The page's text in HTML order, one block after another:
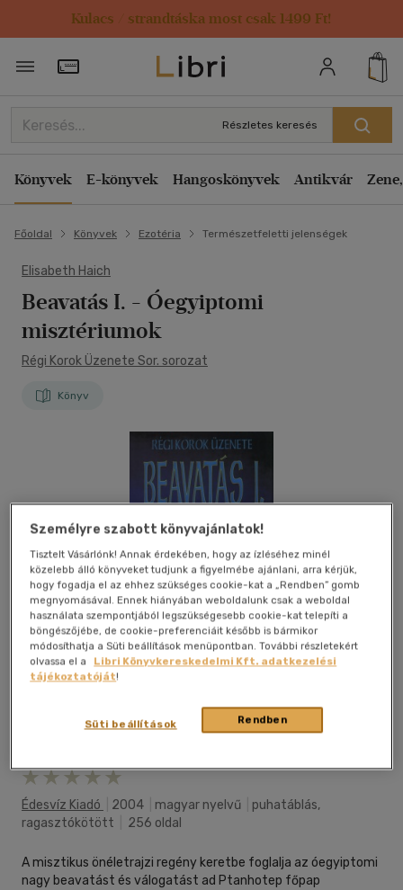
Kulacs / strandtáska most csak 1499 Ft!
Törzsvásárlói Kártya adatai
Részletes keresés
Könyvek E-könyvek Hangoskönyvek Antikvár
Főoldal Könyvek Ezotéria Természetfeletti jelenségek
Elisabeth Haich
Beavatás I. - Óegyiptomi
misztériumok
Régi Korok Üzenete Sor. sorozat
Könyv
Édesvíz Kiadó 2004 magyar nyelvű
puhatáblás,
ragasztókötött
256 oldal
A misztikus önéletrajzi regény keretbe foglalja az óegyiptomi
nagy beavatást és válogatást ad Ptanhotep főpap
Személyre szabott könyvajánlatok!
Tisztelt Vásárlónk! Annak érdekében, hogy az ízléséhez minél
közelebb álló könyveket tudjunk a figyelmébe ajánlani, arra kérjük,
hogy fogadja el az ehhez szükséges cookie-kat a „Rendben” gomb
megnyomásával. Ennek hiányában weboldalunk csak a weboldal
használata szempontjából legszükségesebb cookie-kat telepíti a
böngészőjébe, de cookie-preferenciáit később is bármikor
módosíthatja a Süti beállítások menüpontban. További részletekért
olvassa el a
Libri Könyvkereskedelmi Kft. adatkezelési
tájékoztatóját!
Rendben
Süti beállítások